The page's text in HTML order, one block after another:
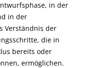
in der
in der
Verständnis der
die in
bereits oder
ermöglichen.